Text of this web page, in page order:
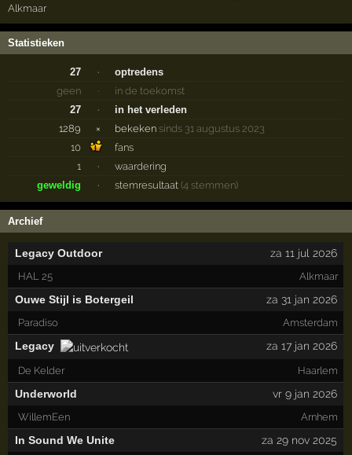
Alkmaar
Statistieken
27 ·
optredens
geen
·
in de toekomst
27
·
in het verleden
1289
× bekeken sinds 31 augustus 2023
10
fans
1
·
waardering
geweldig
· stemresultaat (4 stemmen)
Archief
Legacy Outdoor za 11 jul 2026
HAL 25 Alkmaar
Ouwe Stijl is Botergeil za 31 jan 2026
Paradiso Amsterdam
Legacy za 17 jan 2026
De Kelder Haarlem
Underworld vr 9 jan 2026
WillemEen Arnhem
In Sound We Unite za 29 nov 2025